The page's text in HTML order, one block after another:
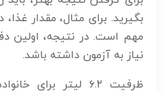
بگیرید. برای مثال، مقدار
مهم است. در نتیجه، اولین
نیاز به آزمون داشته باشد.
ظرفیت ۶.۲ لیتر